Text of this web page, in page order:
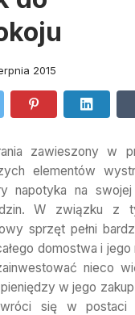
2015
zawieszony w
elementów
napotyka na
W związku z
sprzęt pełni
domostwa i jego
nieco
w jego
się w postaci